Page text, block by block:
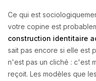
Ce qui est
votre copine est
construction identitaire
sait pas encore si elle est
n'est pas un cliché : c'est
reçoit. Les modèles que